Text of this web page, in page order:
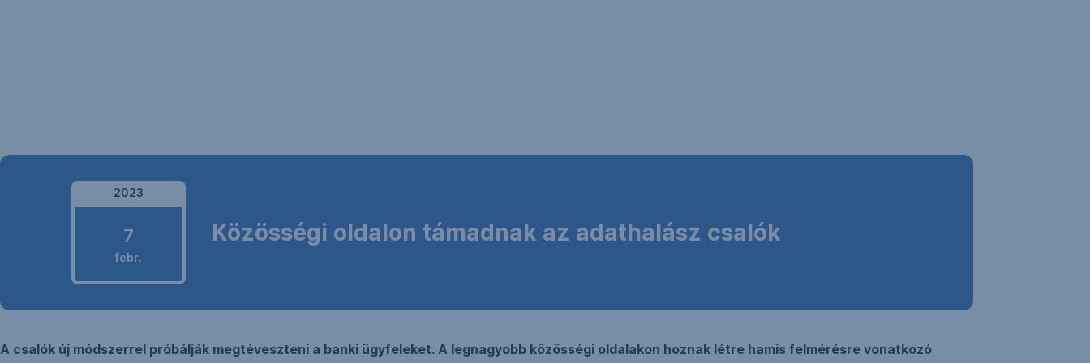
2023
7
febr.
2023.
Közösségi oldalon támadnak az adathalász csalók
A csalók új módszerrel próbálják megtéveszteni a banki ügyfeleket. A legnagyobb közösségi oldalakon hoznak létre hamis felmérésre vonatkozó